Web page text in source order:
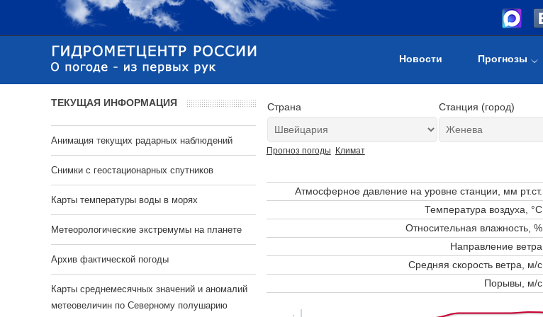
Новости Прогнозы
Страна Станция (город)
Прогноз погоды Климат
Атмосферное давление на уровне станции, мм рт.ст.
Температура воздуха, °C
Относительная влажность, %
Направление ветра
Средняя скорость ветра, м/с
Порывы, м/с
ТЕКУЩАЯ ИНФОРМАЦИЯ
Анимация текущих радарных наблюдений
Cнимки с геостационарных спутников
Карты температуры воды в морях
Метеорологические экстремумы на планете
Архив фактической погоды
Карты среднемесячных значений и аномалий
метеовеличин по Северному полушарию